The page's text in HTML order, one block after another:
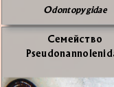
Odontopygidae
Се­мей­ство